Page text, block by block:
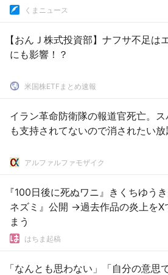
くまニュース
【おんＪ株式投資部】ナフサ不足は
にも影響！？
米国株ETFまとめ速報
イラン革命防衛隊の報道官死亡。
も支持されてないので消されたい放
アルファルファモザイク
『100日後に死ぬワニ』きくちゆう
ネズミ』公開 →過去作品の炎上をX
まう
はちま起稿
「なんとも思わない」「自分の意思